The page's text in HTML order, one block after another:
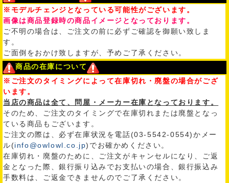
※モデルチェンジとなっている可能性がございます。
画像は商品登録時の商品イメージとなっております。
ご不明の場合は、ご注文の前に必ずご確認を御願い致しま
す。
ご面倒をおかけ致しますが、予めご了承ください。
商品の在庫について
※ご注文のタイミングによって在庫切れ・廃盤の場合がござ
います。
当店の商品は全て、問屋・メーカー在庫となっております。
そのため、ご注文のタイミングで在庫切れまたは廃盤となっ
ている商品もございます。
ご注文の際は、必ず在庫状況を電話(03-5542-0554)かメー
ル(info@owlowl.co.jp)でお確かめください。
在庫切れ・廃盤のために、ご注文がキャンセルになり、ご返
金となった際、銀行振り込みでお支払いの場合、銀行振込み
手数料は、ご返金できませんのでご了承ください。